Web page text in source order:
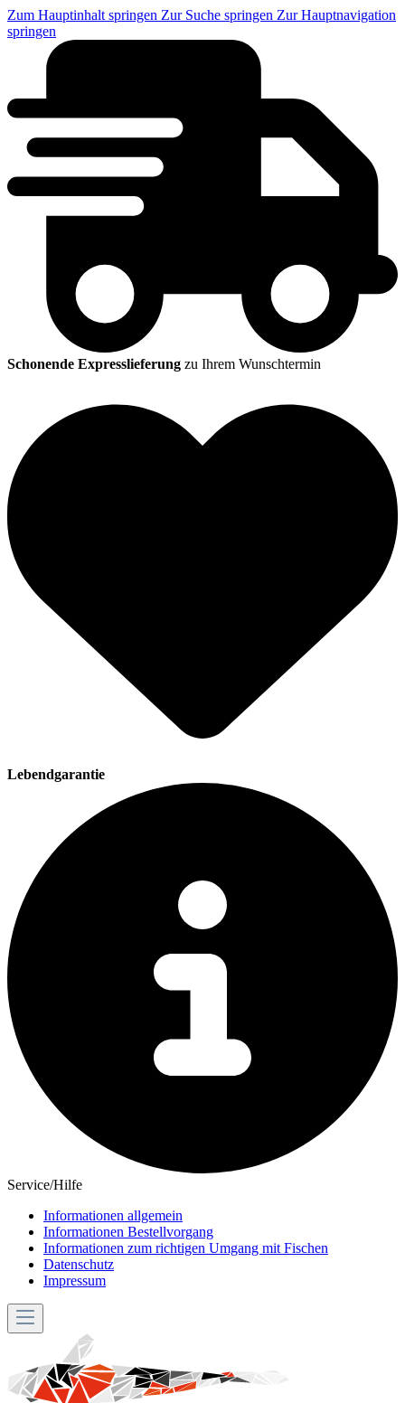
Zum Hauptinhalt springen Zur Suche springen Zur Hauptnavigation
springen
Schonende Expresslieferung zu Ihrem Wunschtermin
Lebendgarantie
Service/Hilfe
Informationen allgemein
Informationen Bestellvorgang
Informationen zum richtigen Umgang mit Fischen
Datenschutz
Impressum